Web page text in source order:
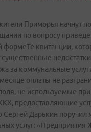
Приморья начнут
по вопросу
формеТе квитанции,
за коммунальные
оплаты не
не используемые при
предоставляющие
Дарькин поручил
услуг: «Предприятия